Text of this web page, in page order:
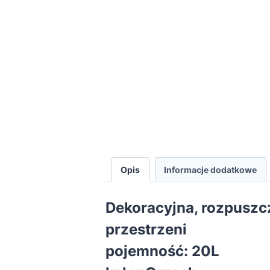
Opis Informacje dodatkowe
Dekoracyjna,
przestrzeni
pojemność: 20L